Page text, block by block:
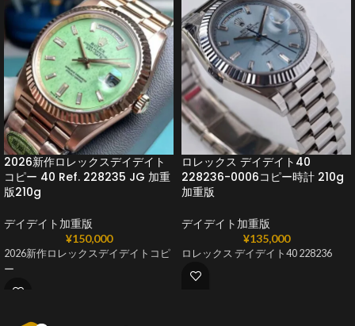
2026新作ロレックスデイデイト
コピー 40 Ref. 228235 JG 加重
版210g
デイデイト加重版
¥150,000
2026新作ロレックスデイデイトコピ
ー
ロレックス デイデイト40
228236-0006コピー時計 210g
加重版
デイデイト加重版
¥135,000
ロレックス デイデイト40 228236